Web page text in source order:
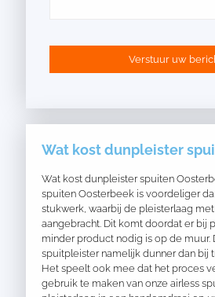
Wat kost dunpleister
Wat kost dunpleister spuiten
spuiten Oosterbeek is voordeliger
stukwerk, waarbij de pleisterlaag
aangebracht. Dit komt doordat er bij
minder product nodig is op de muur.
spuitpleister namelijk dunner dan bij
Het speelt ook mee dat het proces
gebruik te maken van onze airless